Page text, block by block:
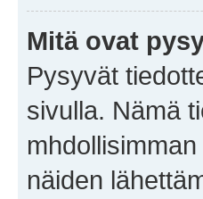
Mitä ovat
Pysyvät
sivulla. Nämä
näiden